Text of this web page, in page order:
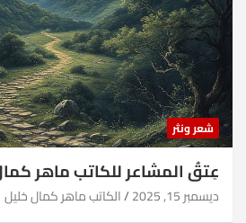
شعر ونثر
عِتقُ المشاعر للكاتب ماهر
ديسمبر 15, 2025 الكاتب ماهر كمال خليل